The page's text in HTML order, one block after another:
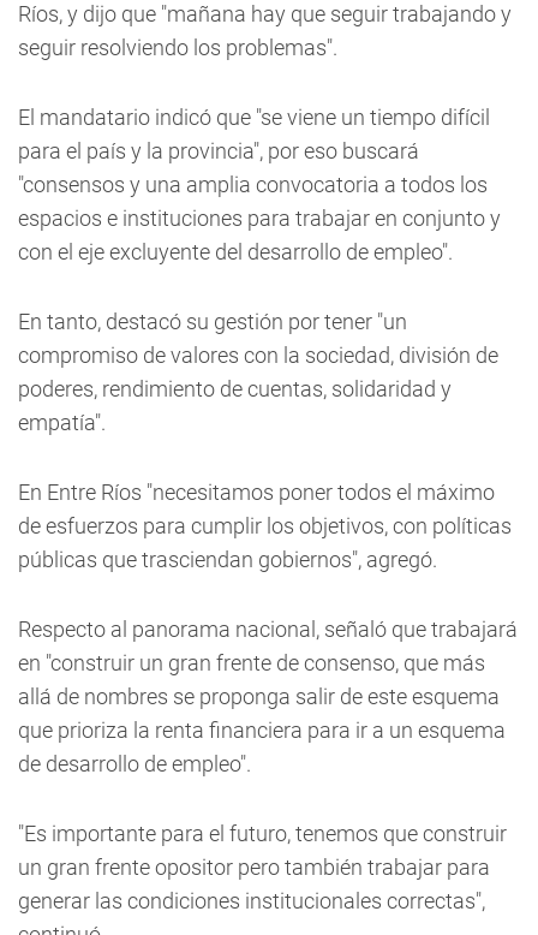
Ríos, y dijo que "mañana hay que seguir trabajando y
seguir resolviendo los problemas".
El mandatario indicó que "se viene un tiempo difícil
para el país y la provincia", por eso buscará
"consensos y una amplia convocatoria a todos los
espacios e instituciones para trabajar en conjunto y
con el eje excluyente del desarrollo de empleo".
En tanto, destacó su gestión por tener "un
compromiso de valores con la sociedad, división de
poderes, rendimiento de cuentas, solidaridad y
empatía".
En Entre Ríos "necesitamos poner todos el máximo
de esfuerzos para cumplir los objetivos, con políticas
públicas que trasciendan gobiernos", agregó.
Respecto al panorama nacional, señaló que trabajará
en "construir un gran frente de consenso, que más
allá de nombres se proponga salir de este esquema
que prioriza la renta financiera para ir a un esquema
de desarrollo de empleo".
"Es importante para el futuro, tenemos que construir
un gran frente opositor pero también trabajar para
generar las condiciones institucionales correctas",